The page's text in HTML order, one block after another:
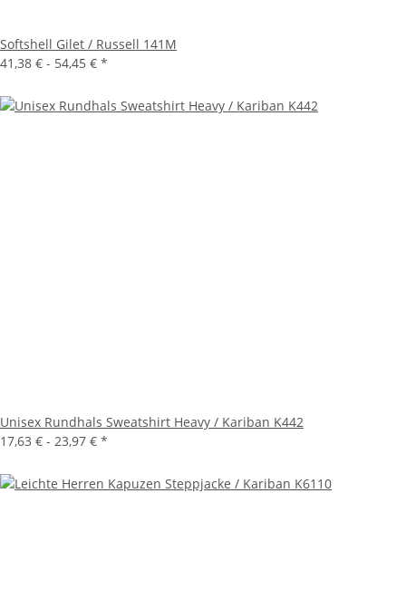
Softshell Gilet / Russell 141M
41,38 € - 54,45 € *
Unisex Rundhals Sweatshirt Heavy / Kariban K442
17,63 € - 23,97 € *